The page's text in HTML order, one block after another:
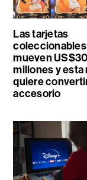
Las tarjetas
coleccionables
mueven
millones y esta
quiere
accesorio